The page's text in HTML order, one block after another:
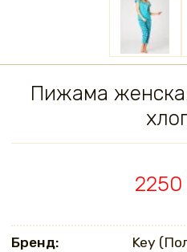
Пижама
2250
Бренд: Key